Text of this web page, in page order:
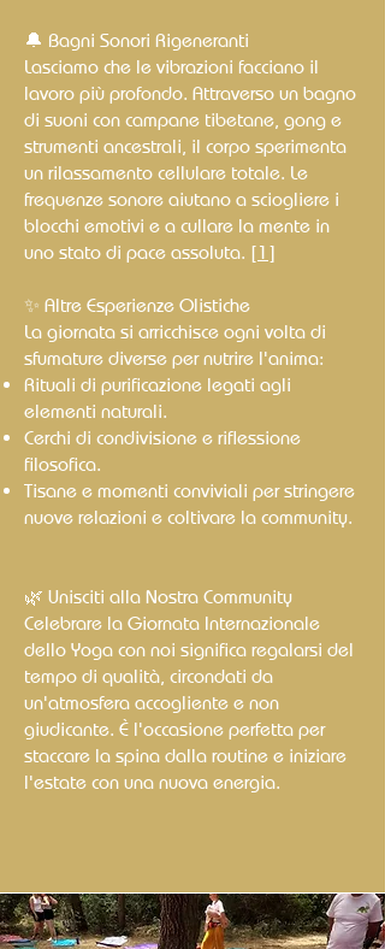
🔔 Bagni Sonori Rigeneranti
Lasciamo che le vibrazioni facciano il
lavoro più profondo. Attraverso un bagno
di suoni con campane tibetane, gong e
strumenti ancestrali, il corpo sperimenta
un rilassamento cellulare totale. Le
frequenze sonore aiutano a sciogliere i
blocchi emotivi e a cullare la mente in
uno stato di pace assoluta. [1 ]
✨ Altre Esperienze Olistiche
La giornata si arricchisce ogni volta di
sfumature diverse per nutrire l'anima:
Rituali di purificazione legati agli
elementi naturali.
Cerchi di condivisione e riflessione
filosofica.
Tisane e momenti conviviali per stringere
nuove relazioni e coltivare la community.
🌿 Unisciti alla Nostra Community
Celebrare la Giornata Internazionale
dello Yoga con noi significa regalarsi del
tempo di qualità, circondati da
un'atmosfera accogliente e non
giudicante. È l'occasione perfetta per
staccare la spina dalla routine e iniziare
l'estate con una nuova energia.